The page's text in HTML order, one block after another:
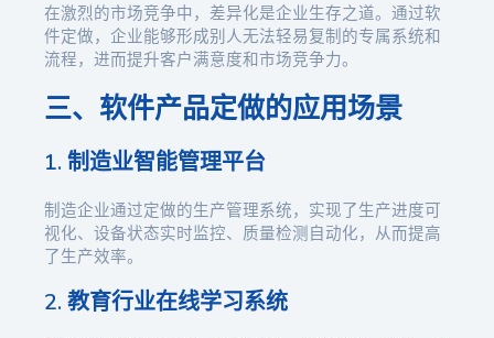
在激烈的市场竞争中，差异化是企业生存之道。通过软
件定做，企业能够形成别人无法轻易复制的专属系统和
流程，进而提升客户满意度和市场竞争力。
三、软件产品定做的应用场景
1. 制造业智能管理平台
制造企业通过定做的生产管理系统，实现了生产进度可
视化、设备状态实时监控、质量检测自动化，从而提高
了生产效率。
2. 教育行业在线学习系统